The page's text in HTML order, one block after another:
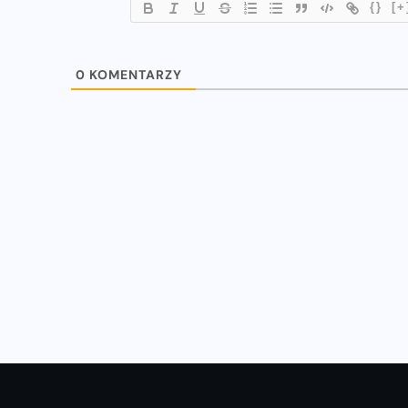
{} [+]
0 KOMENTARZY